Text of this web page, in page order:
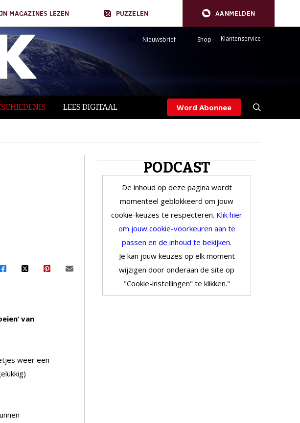
MAGAZINES LEZEN PUZZELEN AANMELDEN
Nieuwsbrief Shop Klantenservice
LEES DIGITAAL Word Abonnee
van
weer een
PODCAST
De inhoud op deze pagina wordt
momenteel geblokkeerd om jouw
cookie-keuzes te respecteren. Klik hier
om jouw cookie-voorkeuren aan te
passen en de inhoud te bekijken.
Je kan jouw keuzes op elk moment
wijzigen door onderaan de site op
"Cookie-instellingen" te klikken."